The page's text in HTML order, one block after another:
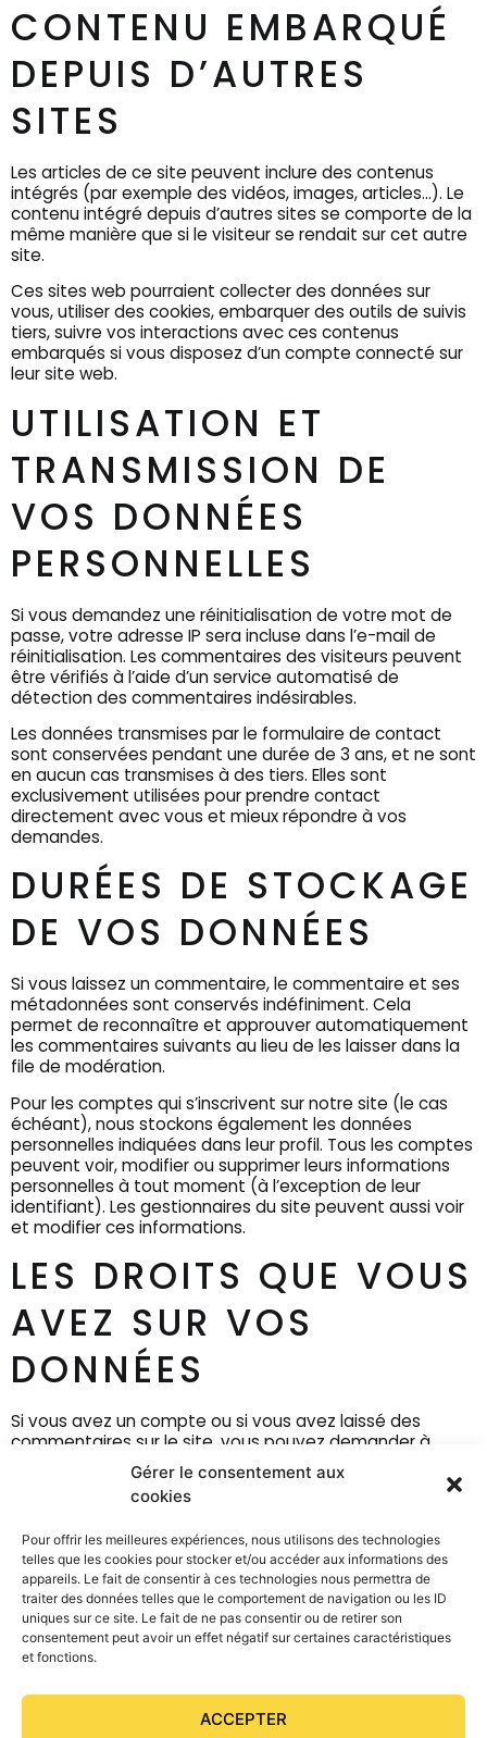
Gérer le consentement aux
cookies
Pour offrir les meilleures expériences, nous utilisons des technologies
telles que les cookies pour stocker et/ou accéder aux informations des
appareils. Le fait de consentir à ces technologies nous permettra de
traiter des données telles que le comportement de navigation ou les ID
uniques sur ce site. Le fait de ne pas consentir ou de retirer son
consentement peut avoir un effet négatif sur certaines caractéristiques
et fonctions.
ACCEPTER
CONTENU EMBARQUÉ
DEPUIS D’AUTRES
SITES
Les articles de ce site peuvent inclure des contenus
intégrés (par exemple des vidéos, images, articles…). Le
contenu intégré depuis d’autres sites se comporte de la
même manière que si le visiteur se rendait sur cet autre
site.
Ces sites web pourraient collecter des données sur
vous, utiliser des cookies, embarquer des outils de suivis
tiers, suivre vos interactions avec ces contenus
embarqués si vous disposez d’un compte connecté sur
leur site web.
UTILISATION ET
TRANSMISSION DE
VOS DONNÉES
PERSONNELLES
Si vous demandez une réinitialisation de votre mot de
passe, votre adresse IP sera incluse dans l’e-mail de
réinitialisation. Les commentaires des visiteurs peuvent
être vérifiés à l’aide d’un service automatisé de
détection des commentaires indésirables.
Les données transmises par le formulaire de contact
sont conservées pendant une durée de 3 ans, et ne sont
en aucun cas transmises à des tiers. Elles sont
exclusivement utilisées pour prendre contact
directement avec vous et mieux répondre à vos
demandes.
DURÉES DE STOCKAGE
DE VOS DONNÉES
Si vous laissez un commentaire, le commentaire et ses
métadonnées sont conservés indéfiniment. Cela
permet de reconnaître et approuver automatiquement
les commentaires suivants au lieu de les laisser dans la
file de modération.
Pour les comptes qui s’inscrivent sur notre site (le cas
échéant), nous stockons également les données
personnelles indiquées dans leur profil. Tous les comptes
peuvent voir, modifier ou supprimer leurs informations
personnelles à tout moment (à l’exception de leur
identifiant). Les gestionnaires du site peuvent aussi voir
et modifier ces informations.
LES DROITS QUE VOUS
AVEZ SUR VOS
DONNÉES
Si vous avez un compte ou si vous avez laissé des
commentaires sur le site, vous pouvez demander à
recevoir un fichier contenant toutes les données
personnelles que nous possédons à votre sujet, incluant
celles que vous nous avez fournies. Vous pouvez
personnelles vous concernant. Cela ne prend pas en
compte les données stockées à des fins
administratives, légales ou pour des raisons de sécurité.